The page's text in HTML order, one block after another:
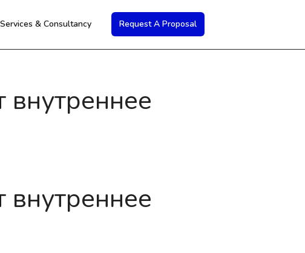
& Consultancy Request A Proposal
внутреннее
внутреннее